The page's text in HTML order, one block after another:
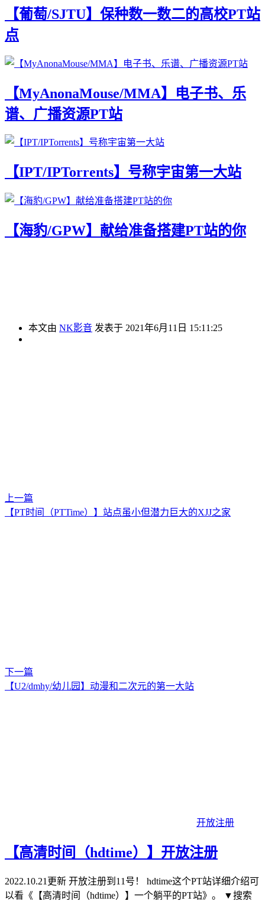
【葡萄/SJTU】保种数一数二的高校PT站
点
【MyAnonaMouse/MMA】电子书、乐
谱、广播资源PT站
【IPT/IPTorrents】号称宇宙第一大站
【海豹/GPW】献给准备搭建PT站的你
本文由 NK影音 发表于 2021年6月11日 15:11:25
上一篇
【PT时间（PTTime）】站点虽小但潜力巨大的XJJ之家
下一篇
【U2/dmhy/幼儿园】动漫和二次元的第一大站
开放注册
【高清时间（hdtime）】开放注册
2022.10.21更新 开放注册到11号！ hdtime这个PT站详细介绍可
以看《【高清时间（hdtime）】一个躺平的PT站》。 ▼搜索